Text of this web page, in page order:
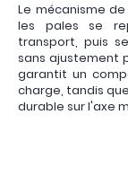
Le mécanisme
les pales se
transport, puis
sans ajustement
garantit un
charge, tandis
durable sur l'axe